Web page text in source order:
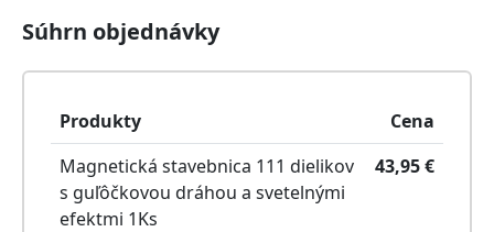
Súhrn objednávky
Produkty
Cena
Magnetická stavebnica 111 dielikov
s guľôčkovou dráhou a svetelnými
efektmi 1Ks
43,95€